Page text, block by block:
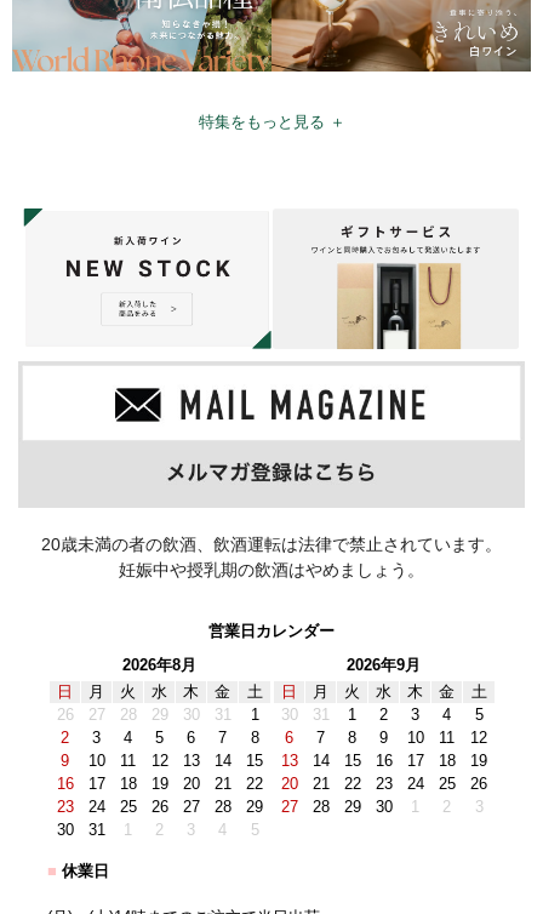
特集をもっと見る ＋
20歳未満の者の飲酒、飲酒運転は法律で禁止されています。
妊娠中や授乳期の飲酒はやめましょう。
営業日カレンダー
2026年8月
日
月 火 水 木 金
土
26
27 28 29 30 31
1
2
3 4 5 6 7
8
9
10 11 12 13 14
15
16
17 18 19 20 21
22
23
24 25 26 27 28
29
30
31 1 2 3 4 5
2026年9月
日
月 火 水 木 金
土
30
31 1 2 3 4
5
6
7 8 9 10 11
12
13
14 15 16 17 18
19
20
21 22 23 24 25
26
27
28 29 30 1 2 3
■ 休業日